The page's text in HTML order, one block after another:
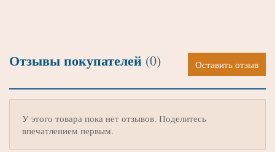
Отзывы покупателей (0) Оставить отзыв
У этого товара пока нет отзывов. Поделитесь
впечатлением первым.